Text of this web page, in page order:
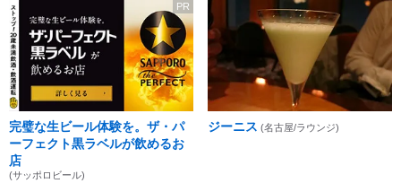
PR
完璧な生ビール体験を。ザ・パ
ーフェクト黒ラベルが飲めるお
店
(サッポロビール)
ジーニス (名古屋/ラウンジ)